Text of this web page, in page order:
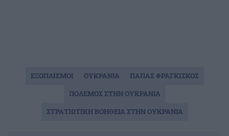
ΕΞΟΠΛΙΣΜΟΙ ΟΥΚΡΑΝΙΑ
ΠΑΠΑΣ ΦΡΑΓΚΙΣΚΟΣ
ΠΟΛΕΜΟΣ ΣΤΗΝ ΟΥΚΡΑΝΙΑ
ΣΤΡΑΤΙΩΤΙΚΗ ΒΟΗΘΕΙΑ ΣΤΗΝ ΟΥΚΡΑΝΙΑ